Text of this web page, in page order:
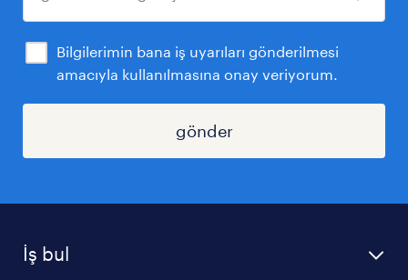
Bilgilerimin bana iş uyarıları gönderilmesi
amacıyla kullanılmasına onay veriyorum.
gönder
İş bul